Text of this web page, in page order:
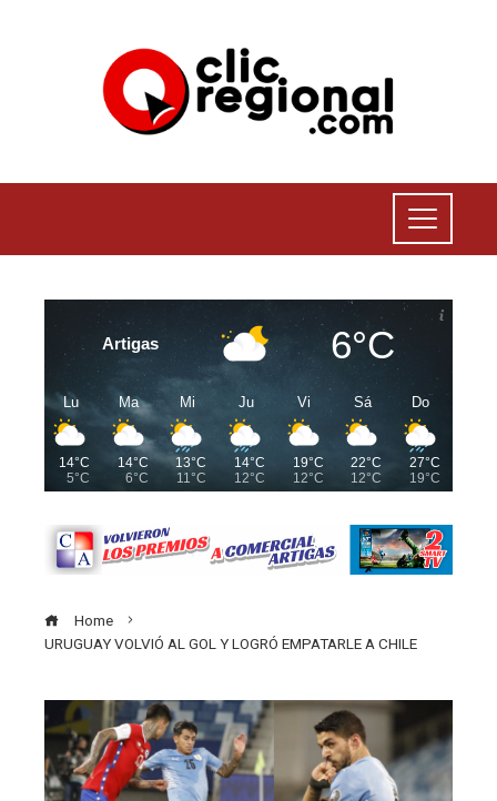
Artigas 6°C
Lu
14°C
5°C
Ma
14°C
6°C
Mi
13°C
11°C
Ju
14°C
12°C
Vi
19°C
12°C
Sá
22°C
12°C
Do
27°C
19°C
Home
URUGUAY VOLVIÓ AL GOL Y LOGRÓ EMPATARLE A CHILE